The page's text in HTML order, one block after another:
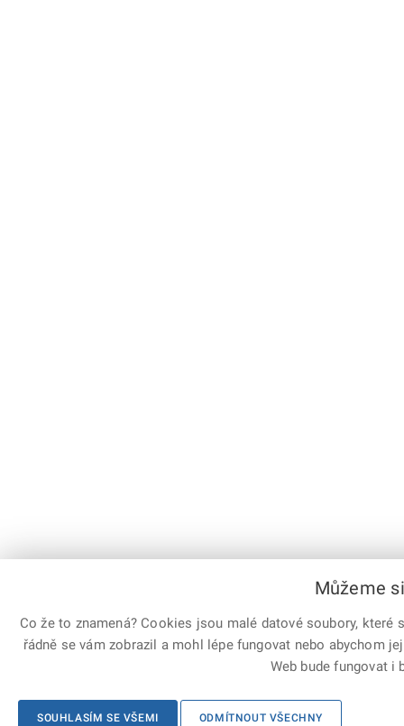
Můžeme
Co že to znamená? Cookies jsou malé datové soubory,
řádně se vám zobrazil a mohl lépe fungovat nebo abychom
Web bude fungovat i
SOUHLASÍM SE VŠEMI ODMÍTNOUT VŠECHNY